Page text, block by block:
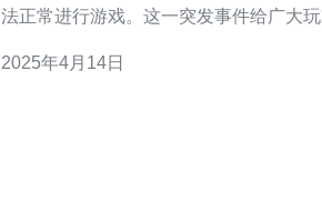
法正常进行游戏。这一突发事件给广大
统故障引起的。技术团队正在全力修复服
2025年4月14日